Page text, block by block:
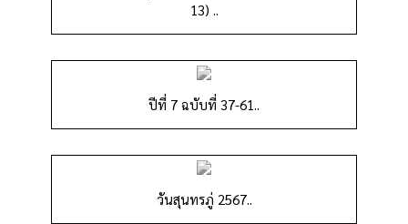
13) ..
ปีที่ 7 ฉบับที่ 37-61..
วันสุนทรภู่ 2567..